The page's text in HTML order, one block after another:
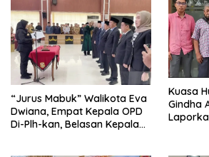
“Jurus Mabuk” Walikota Eva
Dwiana, Empat Kepala OPD
Di-Plh-kan, Belasan Kepala
Kuasa
Gindha